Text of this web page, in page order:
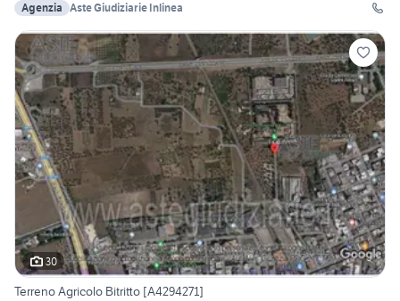
Agenzia Aste Giudiziarie Inlinea
30
Terreno Agricolo Bitritto [A4294271]